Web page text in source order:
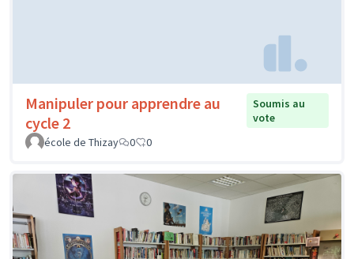
Manipuler pour apprendre au
cycle 2
Soumis au
vote
école de Thizay
0 0